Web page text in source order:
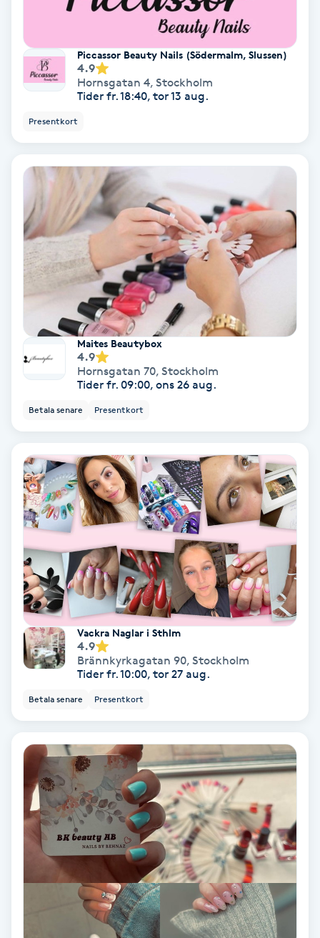
Regndroppsmassage
Reiki
Reikihealing
Reiki massage
Restorative Yoga
Rosacea
Rosenmetoden
Ryggmassage
Samtalsterapi
Singelfransar
Sjukgymnastik
Skalpmassage
Skinbooster
Sklerosering
Skoinlägg
Skägg
Skäggfärgning
Skäggklippning
Skäggtrimmning
Skönhet
Piccassor Beauty Nails (Södermalm, Slussen)
4.9
Hornsgatan 4, Stockholm
Tider fr. 18:40, tor 13 aug.
Presentkort
Maites Beautybox
4.9
Hornsgatan 70, Stockholm
Tider fr. 09:00, ons 26 aug.
Betala senare Presentkort
Vackra Naglar i Sthlm
4.9
Brännkyrkagatan 90, Stockholm
Tider fr. 10:00, tor 27 aug.
Betala senare Presentkort